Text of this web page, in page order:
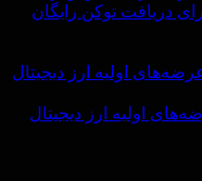
دریافت توکن رایگان
اولیه ارز دیجیتال